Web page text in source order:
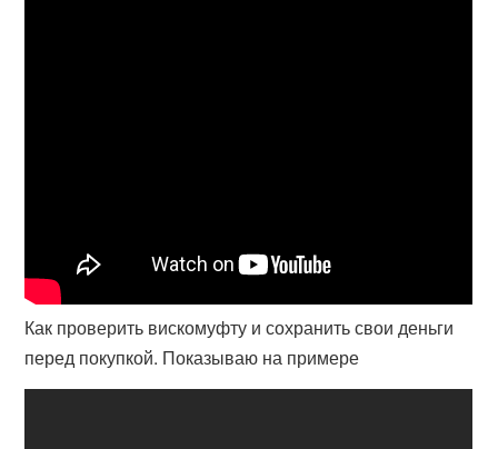
Как проверить вискомуфту и сохранить свои деньги
перед покупкой. Показываю на примере